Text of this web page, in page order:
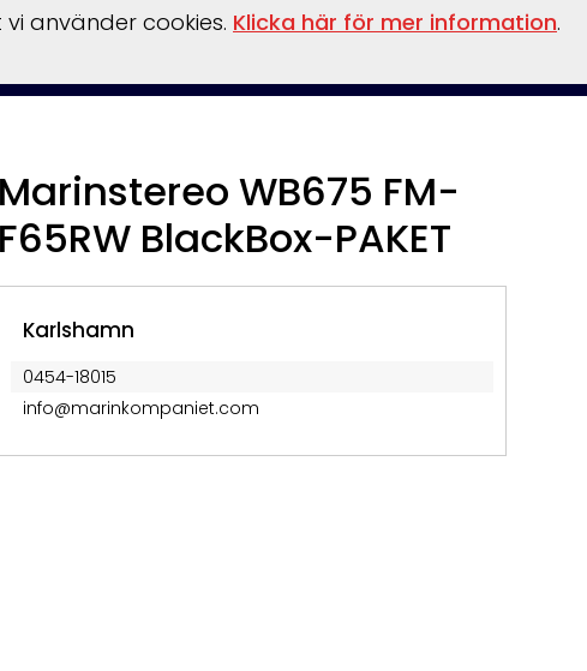
Marinstereo WB675 FM-
F65RW BlackBox-PAKET
Karlshamn
0454-18015
info@marinkompaniet.com
använder cookies. Klicka här för mer information.